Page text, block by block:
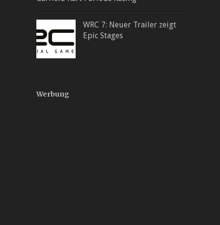
WRC 7: Neuer Trailer zeigt
Epic Stages
Werbung